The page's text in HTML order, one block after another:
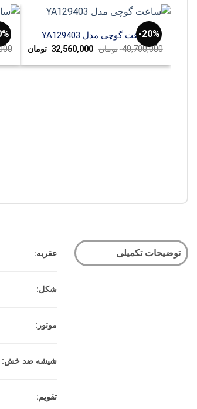
20%-ساعت گوچی مدل YA129403
40,700,000 تومان قیمت
اصلی:
40,700,000 تومان
32,560,000 تومانقیمت
32,560,000
توضیحات تکمیلی عقربه:
شکل:
موتور:
شیشه ضد خش:
تقویم: